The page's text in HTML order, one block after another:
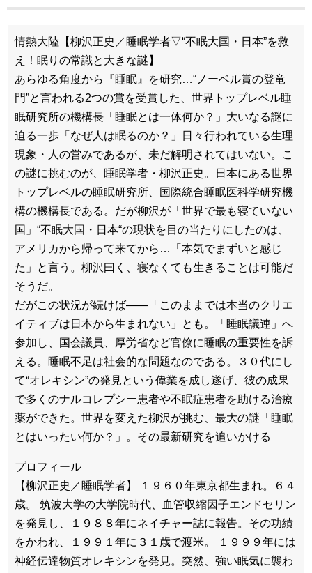
情熱大陸【柳沢正史／睡眠学者▽“不眠大国・日本”を救
え！眠りの常識と大きな謎】
あらゆる角度から『睡眠』を研究…“ノーベル賞の登竜
門”と言われる2つの賞を受賞した、世界トップレベル睡
眠研究所の機構長「睡眠とは一体何か？」大いなる謎に
迫る一歩「なぜ人は眠るのか？」日々行われている生理
現象・人の営みであるが、未だ解明されてはいない。こ
の謎に挑むのが、睡眠学者・柳沢正史。日本にある世界
トップレベルの睡眠研究所、国際統合睡眠医科学研究機
構の機構長である。だが柳沢が「世界で最も寝ていない
国」“不眠大国・日本“の現状を目の当たりにしたのは、
アメリカから帰って来てから…「本気でまずいと感じ
た」と言う。柳沢曰く、寝なくても生きることは可能だ
そうだ。
だがこの状況が続けば――「このままでは本当のクリエ
イティブは日本から生まれない」とも。「睡眠議連」へ
参加し、国会議員、厚労省など官僚に睡眠の重要性を訴
える。睡眠不足は社会的な問題なのである。３０代にし
て“オレキシン”の発見という偉業を成し遂げ、彼の成果
で多くのナルコレプシー患者や不眠症患者を助ける治療
薬ができた。世界を変えた柳沢が挑む、最大の謎「睡眠
とはいったい何か？」。その最新研究を追いかける
プロフィール
【柳沢正史／睡眠学者】 １９６０年東京都生まれ。６４
歳。 筑波大学の大学院時代、血管収縮因子エンドセリン
を発見し、１９８８年にネイチャー誌に報告。その功績
をかわれ、１９９１年に３１歳で渡米。 １９９９年には
神経伝達物質オレキシンを発見。突然、強い眠気に襲わ